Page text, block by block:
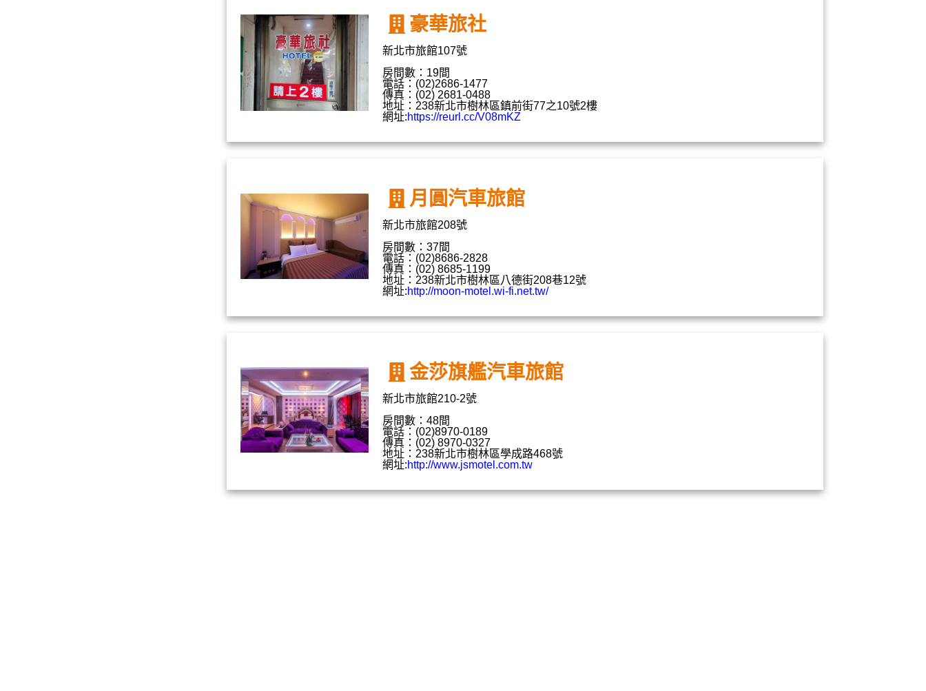
豪華旅社
新北市旅館107號
房間數：19間
電話：(02)2686-1477
傳真：(02) 2681-0488
地址：238新北市樹林區鎮前街77之10號2樓
網址:https://reurl.cc/V08mKZ
月圓汽車旅館
新北市旅館208號
房間數：37間
電話：(02)8686-2828
傳真：(02) 8685-1199
地址：238新北市樹林區八德街208巷12號
網址:http://moon-motel.wi-fi.net.tw/
金莎旗艦汽車旅館
新北市旅館210-2號
房間數：48間
電話：(02)8970-0189
傳真：(02) 8970-0327
地址：238新北市樹林區學成路468號
網址:http://www.jsmotel.com.tw